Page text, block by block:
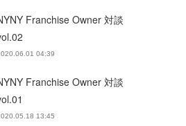
Franchise Owner 対談
04:39
Franchise Owner 対談
13:45